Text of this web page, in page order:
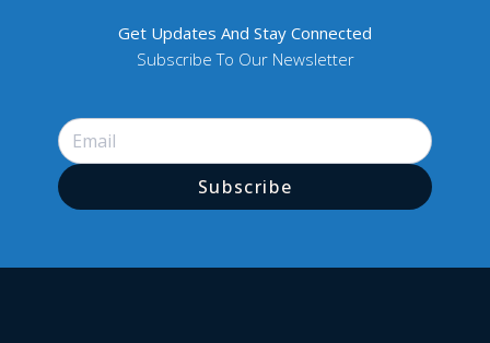
Get Updates And Stay Connected
Subscribe To Our Newsletter
Subscribe